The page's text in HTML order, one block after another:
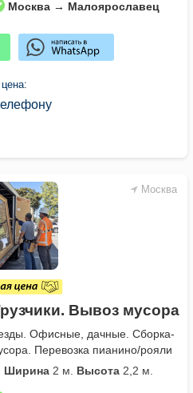
Москва → Малоярославец
цена:
Москва
Вывоз мусора
Офисные, дачные. Сборка-
Перевозка пианино/рояли
Ширина 2 м. Высота 2,2 м.